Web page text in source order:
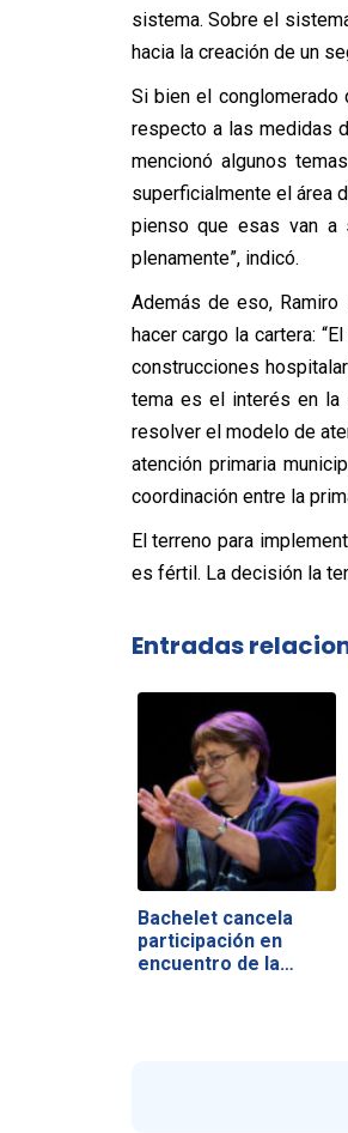
sistema. Sobre el
hacia la creación de un
Si bien el conglomerado
respecto a las medidas
mencionó algunos
superficialmente el área
pienso que esas van a
plenamente”, indicó.
Además de eso,
hacer cargo la cartera:
construcciones
tema es el interés en la
resolver el modelo de
atención primaria
coordinación entre la
El terreno para
es fértil. La decisión la
Entradas
Bachelet cancela
participación en
encuentro de la…